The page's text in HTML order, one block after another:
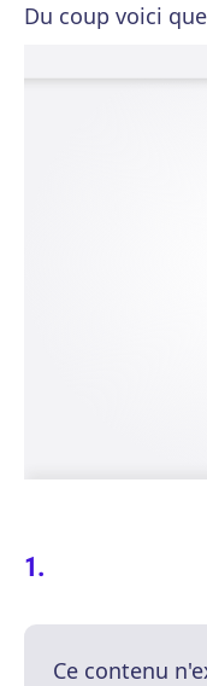
Du coup voici
Ce contenu